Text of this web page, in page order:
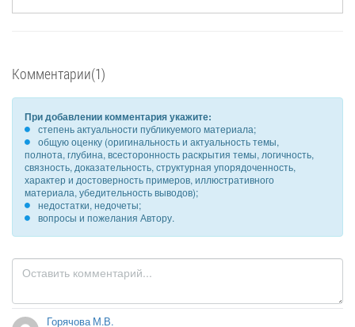
Комментарии(1)
При добавлении комментария укажите:
степень актуальности публикуемого материала;
общую оценку (оригинальность и актуальность темы,
полнота, глубина, всесторонность раскрытия темы, логичность,
связность, доказательность, структурная упорядоченность,
характер и достоверность примеров, иллюстративного
материала, убедительность выводов);
недостатки, недочеты;
вопросы и пожелания Автору.
Горячова М.В.